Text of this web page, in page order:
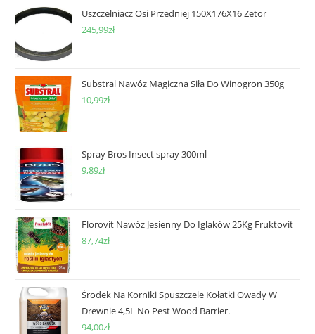
Uszczelniacz Osi Przedniej 150X176X16 Zetor
245,99zł
Substral Nawóz Magiczna Siła Do Winogron 350g
10,99zł
Spray Bros Insect spray 300ml
9,89zł
Florovit Nawóz Jesienny Do Iglaków 25Kg Fruktovit
87,74zł
Środek Na Korniki Spuszczele Kołatki Owady W
Drewnie 4,5L No Pest Wood Barrier.
94,00zł